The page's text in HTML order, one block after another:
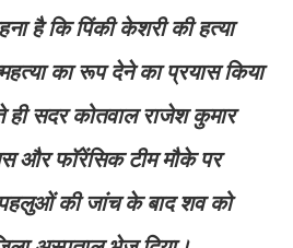
है कि पिंकी केशरी की हत्या
का रूप देने का प्रयास किया
ही सदर कोतवाल राजेश कुमार
और फॉरेंसिक टीम मौके पर
की जांच के बाद शव को